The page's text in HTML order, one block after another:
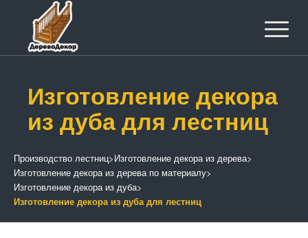
Изготовление декора
из дуба для лестниц
Производство лестниц>Изготовление декора из дерева>
Изготовление декора из дерева по материалу>
Изготовление декора из дуба>
Изготовление декора из дуба для лестниц